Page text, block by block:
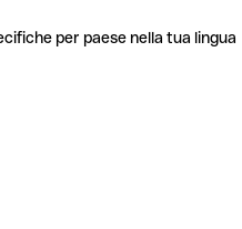
per paese nella tua lingua